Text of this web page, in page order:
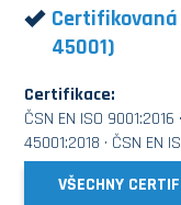
Certifikovaná
45001)
Certifikace:
ČSN EN ISO 9001:2016
45001:2018 · ČSN EN
VŠECHNY